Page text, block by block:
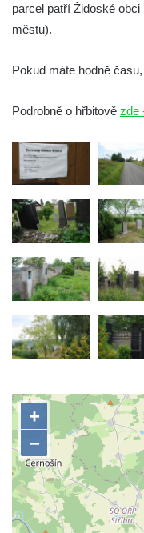
Židovský hřbitov
Židovský hřbitov
Židovský hřbitov a
(Auscha)
Židovský hřbitov
Židovský hřbitov
Židovský hřbitov
Schüttüber)
Židovský hřbitov
Židovský hřbitov
Nový židovský
Starý židovský
Židovský hřbitov
Židovský hřbitov
Židovský hřbitov
parcel patří Židoské
městu).
Pokud máte hodně
Podrobně o hřbitově zde